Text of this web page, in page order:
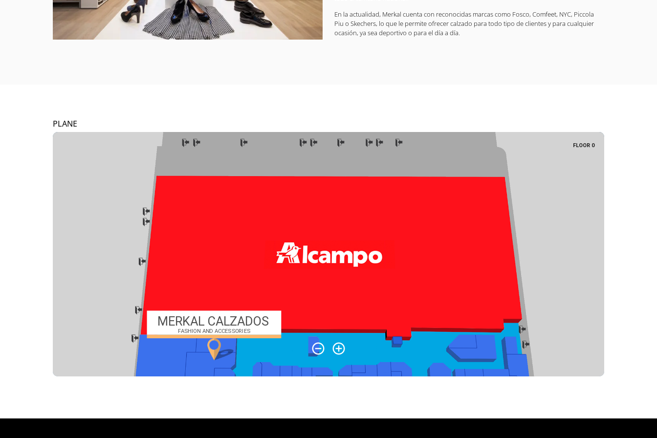
En la actualidad, Merkal cuenta con reconocidas marcas como Fosco, Comfeet, NYC, Piccola
Piu o Skechers, lo que le permite ofrecer calzado para todo tipo de clientes y para cualquier
ocasión, ya sea deportivo o para el día a día.
PLANE